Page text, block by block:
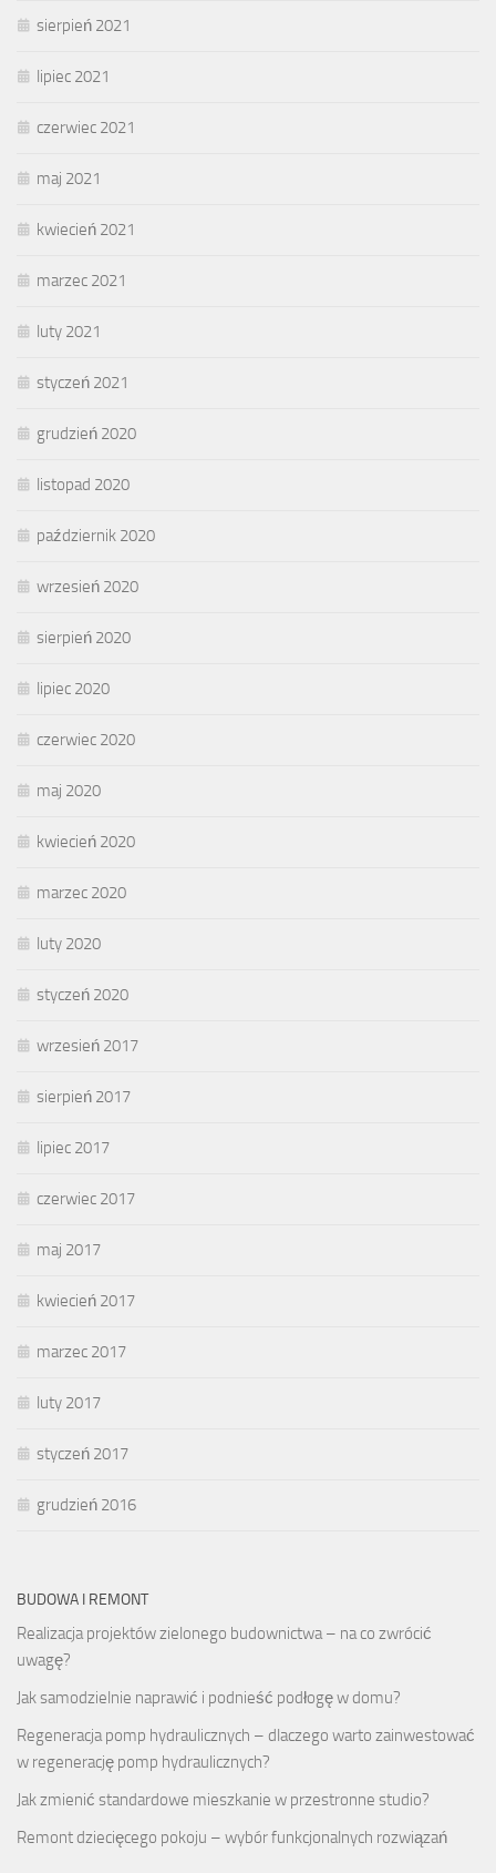
sierpień 2021
lipiec 2021
czerwiec 2021
maj 2021
kwiecień 2021
marzec 2021
luty 2021
styczeń 2021
grudzień 2020
listopad 2020
październik 2020
wrzesień 2020
sierpień 2020
lipiec 2020
czerwiec 2020
maj 2020
kwiecień 2020
marzec 2020
luty 2020
styczeń 2020
wrzesień 2017
sierpień 2017
lipiec 2017
czerwiec 2017
maj 2017
kwiecień 2017
marzec 2017
luty 2017
styczeń 2017
grudzień 2016
BUDOWA I REMONT
Realizacja projektów zielonego budownictwa – na co zwrócić
uwagę?
Jak samodzielnie naprawić i podnieść podłogę w domu?
Regeneracja pomp hydraulicznych – dlaczego warto zainwestować
w regenerację pomp hydraulicznych?
Jak zmienić standardowe mieszkanie w przestronne studio?
Remont dziecięcego pokoju – wybór funkcjonalnych rozwiązań